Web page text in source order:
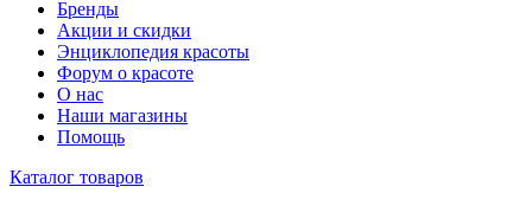
Бренды
Акции и скидки
Энциклопедия красоты
Форум о красоте
О нас
Наши магазины
Помощь
Каталог товаров